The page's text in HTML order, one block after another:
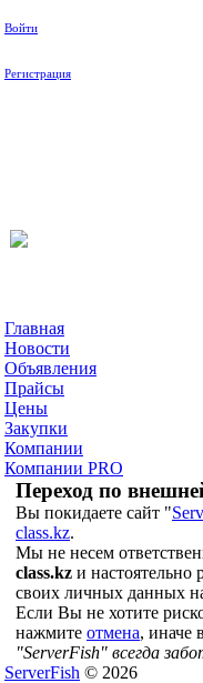
Войти
Регистрация
Главная
Новости
Объявления
Прайсы
Цены
Закупки
Компании
Компании PRO
Переход по
Вы покидаете сайт "
class.kz.
Мы не несем
class.kz и настоятельно
своих личных данных
Если Вы не хотите
нажмите отмена, иначе
"ServerFish" всегда
ServerFish © 2026